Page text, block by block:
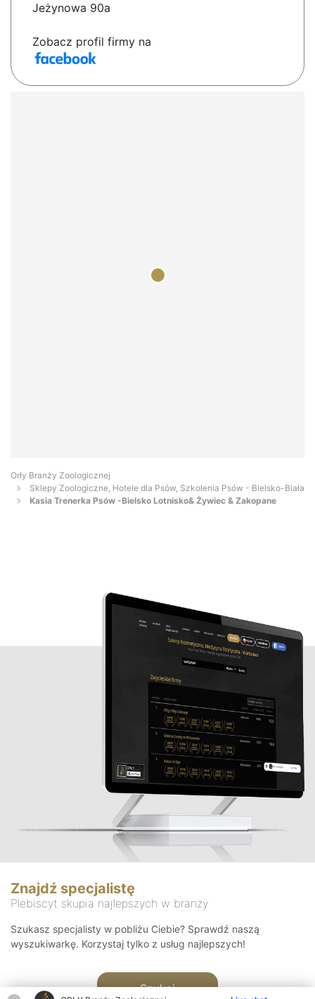
Jeżynowa 90a
Zobacz profil firmy na
Orły Branży Zoologicznej
Sklepy Zoologiczne, Hotele dla Psów, Szkolenia Psów - Bielsko-Biała
Kasia Trenerka Psów -Bielsko Lotnisko& Żywiec & Zakopane
Znajdź specjalistę
Plebiscyt skupia najlepszych w branży
Szukasz specjalisty w pobliżu Ciebie? Sprawdź naszą
wyszukiwarkę. Korzystaj tylko z usług najlepszych!
Szukaj